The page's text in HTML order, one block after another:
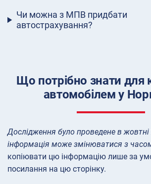
Чи можна з МПВ придбати
автострахування?
Що потрібно знати для
автомобілем у
Дослідження було проведене в жовтні
інформація може змінюватися з
копіювати цю інформацію лише за
посилання на цю сторінку.